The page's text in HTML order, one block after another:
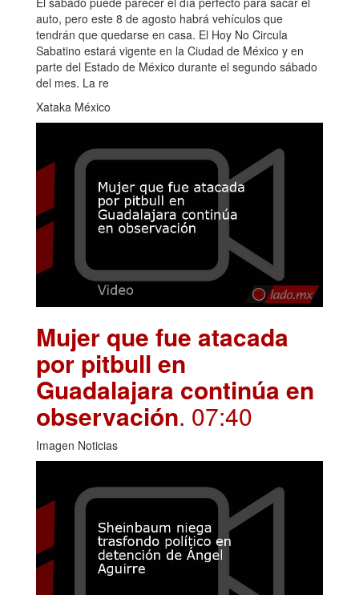
auto, pero este 8 de agosto habrá vehículos que
tendrán que quedarse en casa. El Hoy No Circula
Sabatino estará vigente en la Ciudad de México y en
parte del Estado de México durante el segundo sábado
del mes. La re
Xataka México
Mujer que fue atacada
por pitbull en
Guadalajara continúa en
observación. 07:40
Imagen Noticias